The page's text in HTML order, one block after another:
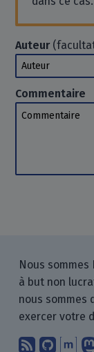
Auteur
Auteur
Commentaire
Commentaire
Nous sommes
à but non
nous sommes
exercer votre